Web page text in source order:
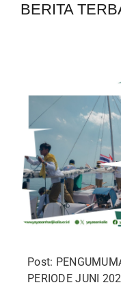
BERITA
Post:
PERIODE JUNI